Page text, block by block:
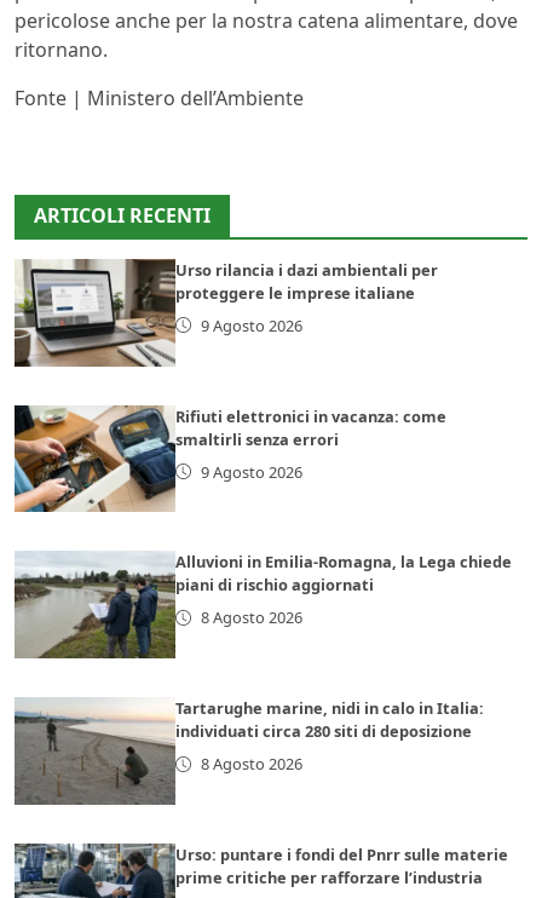
pericolose anche per la nostra catena alimentare, dove
ritornano.
Fonte | Ministero dell’Ambiente
ARTICOLI RECENTI
Urso rilancia i dazi ambientali per
proteggere le imprese italiane
9 Agosto 2026
Rifiuti elettronici in vacanza: come
smaltirli senza errori
9 Agosto 2026
Alluvioni in Emilia-Romagna, la Lega chiede
piani di rischio aggiornati
8 Agosto 2026
Tartarughe marine, nidi in calo in Italia:
individuati circa 280 siti di deposizione
8 Agosto 2026
Urso: puntare i fondi del Pnrr sulle materie
prime critiche per rafforzare l’industria